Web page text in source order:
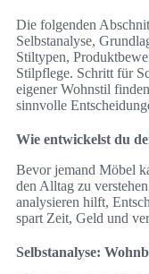
Die folgenden
Selbstanalyse,
Stiltypen,
Stilpflege. Schritt für
eigener Wohnstil
sinnvolle
Wie entwickelst du
Bevor jemand Möbel
den Alltag zu
analysieren hilft,
spart Zeit, Geld und
Selbstanalyse: